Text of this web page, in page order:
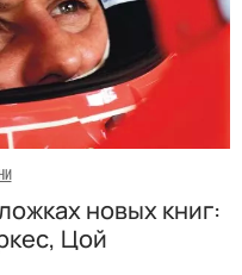
новых книг:
Цой